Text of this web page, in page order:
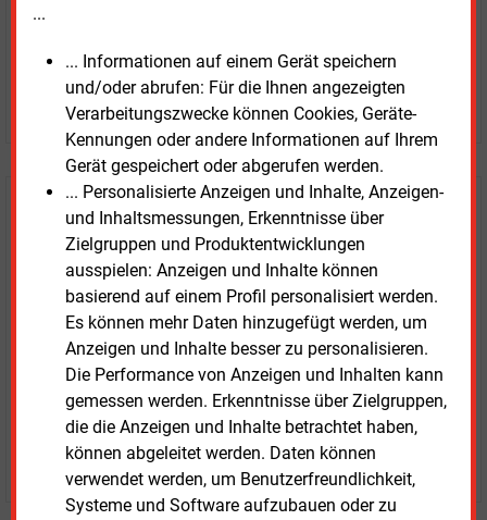
...
... Informationen auf einem Gerät speichern
und/oder abrufen: Für die Ihnen angezeigten
Verarbeitungszwecke können Cookies, Geräte-
Kennungen oder andere Informationen auf Ihrem
Gerät gespeichert oder abgerufen werden.
... Personalisierte Anzeigen und Inhalte, Anzeigen-
und Inhaltsmessungen, Erkenntnisse über
Zielgruppen und Produktentwicklungen
ausspielen: Anzeigen und Inhalte können
basierend auf einem Profil personalisiert werden.
Es können mehr Daten hinzugefügt werden, um
Anzeigen und Inhalte besser zu personalisieren.
Die Performance von Anzeigen und Inhalten kann
gemessen werden. Erkenntnisse über Zielgruppen,
die die Anzeigen und Inhalte betrachtet haben,
können abgeleitet werden. Daten können
verwendet werden, um Benutzerfreundlichkeit,
Systeme und Software aufzubauen oder zu
JETZT ARTIKEL KAUFEN
Testen SieE&M
kostenlos und
unverbindlich
Zwei Wochen kostenfreier Zugang
Zugang auf stündlich aktualisierte Nachrichten mit
Prognose- und Marktdaten
+ einmal täglich E&M daily
+ zwei Ausgaben der Zeitung E&M
ohne automatische Verlängerung
JETZT KOSTENLOS TESTEN